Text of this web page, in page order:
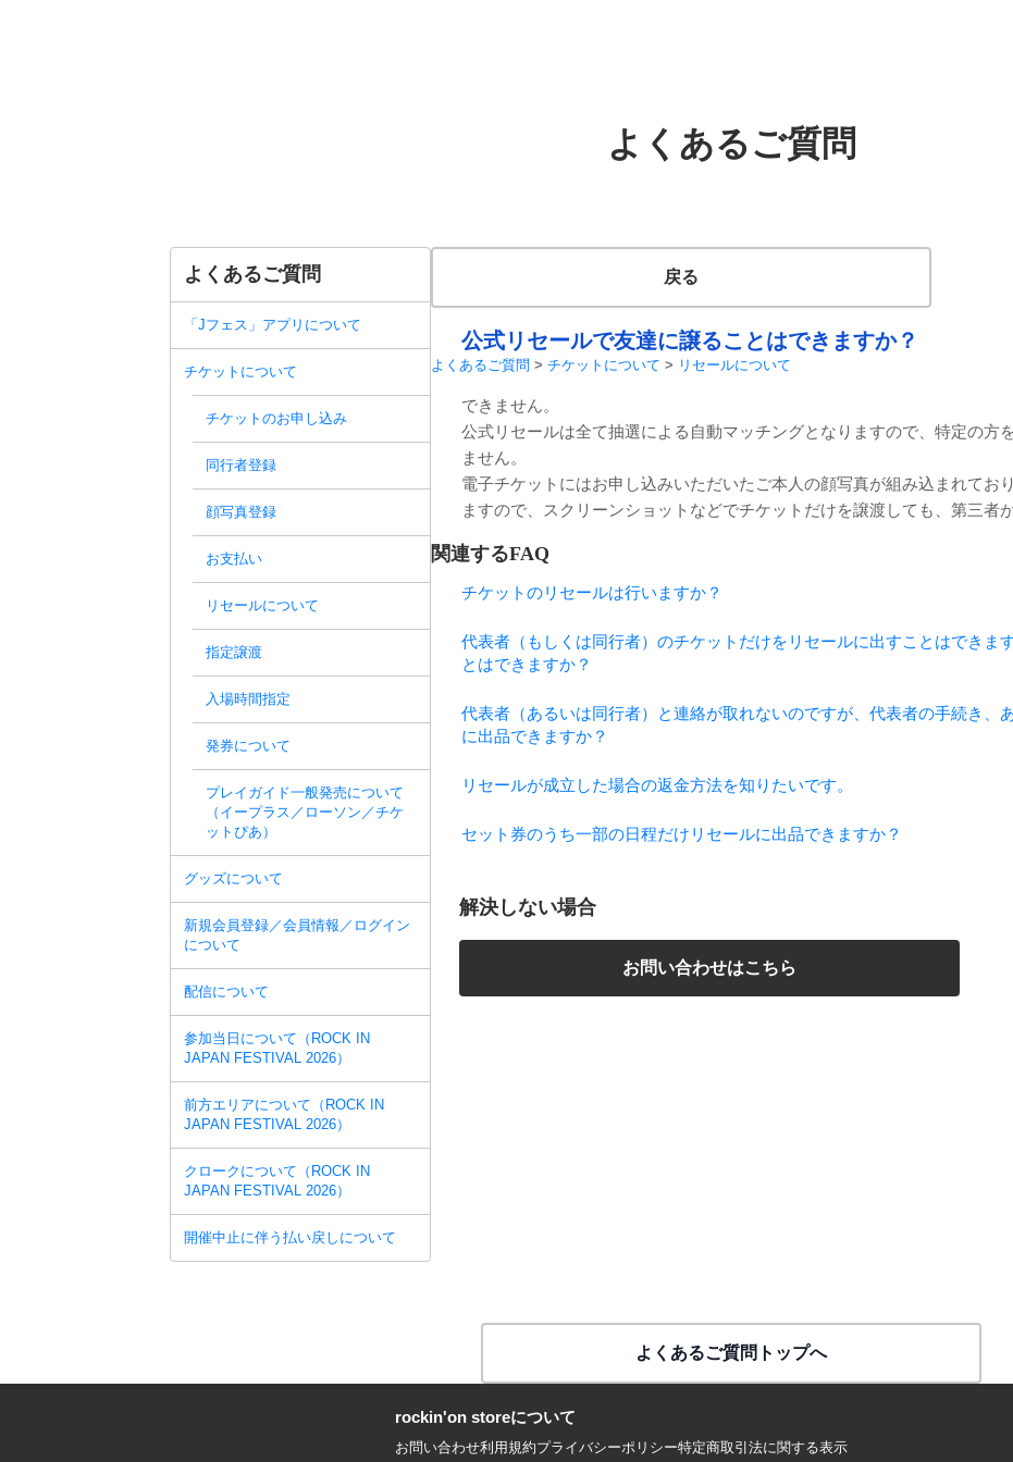
よくあるご質問
よくあるご質問
「Jフェス」アプリについて
チケットについて
チケットのお申し込み
同行者登録
顔写真登録
お支払い
リセールについて
指定譲渡
入場時間指定
発券について
プレイガイド一般発売について
（イープラス／ローソン／チケ
ットぴあ）
グッズについて
新規会員登録／会員情報／ログイン
について
配信について
参加当日について（ROCK IN
JAPAN FESTIVAL 2026）
前方エリアについて（ROCK IN
JAPAN FESTIVAL 2026）
クロークについて（ROCK IN
JAPAN FESTIVAL 2026）
開催中止に伴う払い戻しについて
戻る
公式リセールで友達に譲ることはできますか？
よくあるご質問 > チケットについて > リセールについて
できません。
公式リセールは全て抽選による自動マッチングとなりますので、特定の方
ません。
電子チケットにはお申し込みいただいたご本人の顔写真が組み込まれてお
ますので、スクリーンショットなどでチケットだけを譲渡しても、第三者
関連するFAQ
チケットのリセールは行いますか？
代表者（もしくは同行者）のチケットだけをリセールに出すことはできま
とはできますか？
代表者（あるいは同行者）と連絡が取れないのですが、代表者の手続き、
に出品できますか？
リセールが成立した場合の返金方法を知りたいです。
セット券のうち一部の日程だけリセールに出品できますか？
解決しない場合
お問い合わせはこちら
よくあるご質問トップへ
rockin'on storeについて
お問い合わせ利用規約プライバシーポリシー特定商取引法に関する表示